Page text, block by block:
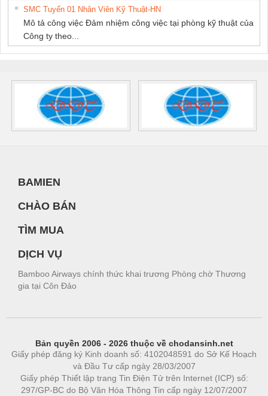
SMC Tuyển 01 Nhân Viên Kỹ Thuật-HN
Mô tả công việc Đảm nhiệm công việc tại phòng kỹ thuật của
Công ty theo...
BAMIEN
CHÀO BÁN
TÌM MUA
DỊCH VỤ
Bamboo Airways chính thức khai trương Phòng chờ Thương
gia tại Côn Đảo
Bản quyền 2006 - 2026 thuộc về chodansinh.net
Giấy phép đăng ký Kinh doanh số: 4102048591 do Sở Kế Hoạch
và Đầu Tư cấp ngày 28/03/2007
Giấy phép Thiết lập trang Tin Điện Tử trên Internet (ICP) số:
297/GP-BC do Bộ Văn Hóa Thông Tin cấp ngày 12/07/2007